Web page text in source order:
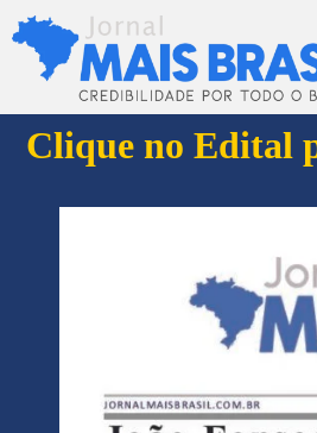
Clique no Edital